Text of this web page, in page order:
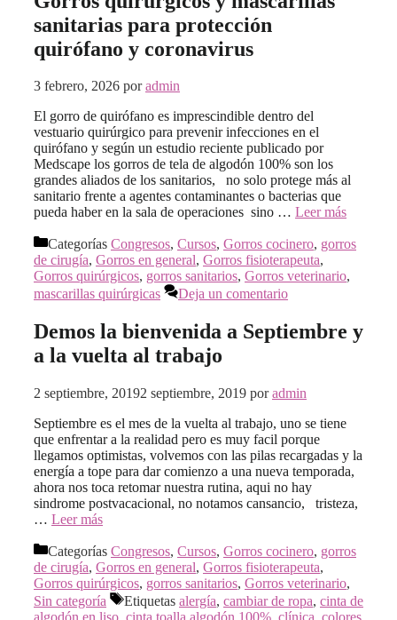
sanitarias para protección
quirófano y coronavirus
3 febrero, 2026 poradmin
El gorro de quirófano es imprescindible dentro del
vestuario quirúrgico para prevenir infecciones en el
quirófano y según un estudio reciente publicado por
Medscape los gorros de tela de algodón 100% son los
grandes aliados de los sanitarios, no solo protege más al
sanitario frente a agentes contaminantes o bacterias que
pueda haber en la sala de operaciones sino … Leer más
Categorías Congresos, Cursos, Gorros cocinero, gorros
de cirugía, Gorros en general, Gorros fisioterapeuta,
Gorros quirúrgicos, gorros sanitarios, Gorros veterinario,
mascarillas quirúrgicas
Deja un comentario
Demos la bienvenida a Septiembre y
a la vuelta al trabajo
2 septiembre, 20192 septiembre, 2019 poradmin
Septiembre es el mes de la vuelta al trabajo, uno se tiene
que enfrentar a la realidad pero es muy facil porque
llegamos optimistas, volvemos con las pilas recargadas y la
energía a tope para dar comienzo a una nueva temporada,
ahora nos toca retomar nuestra rutina, aqui no hay
sindrome postvacacional, no notamos cansancio, tristeza,
… Leer más
Categorías Congresos, Cursos, Gorros cocinero, gorros
de cirugía, Gorros en general, Gorros fisioterapeuta,
Gorros quirúrgicos, gorros sanitarios, Gorros veterinario,
Sin categoría
Etiquetas alergía, cambiar de ropa, cinta de